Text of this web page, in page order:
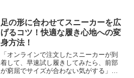
足の形に合わせてスニーカーを広
げるコツ！快適な履き心地への変
身方法！
「オンラインで注文したスニーカーが到
着して、早速試し履きしてみたら、前部
が窮屈でサイズが合わない気がする」